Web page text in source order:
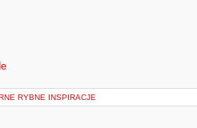
RYBNE INSPIRACJE